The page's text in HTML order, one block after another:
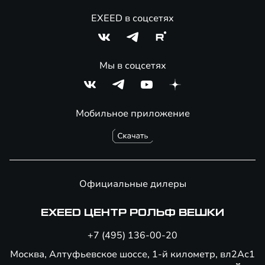
Мобильное приложение
EXEED в соцсетях
Мы в соцсетях
Официальные дилеры
EXEED ЦЕНТР РОЛЬФ ВЕШКИ
+7 (495) 136-00-20
Москва, Алтуфьевское шоссе, 1-й километр, вл2Ас1